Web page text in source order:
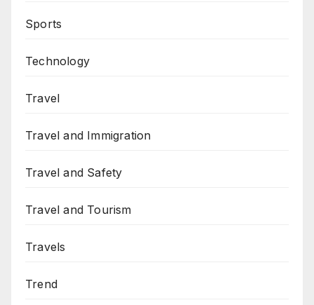
Sports
Technology
Travel
Travel and Immigration
Travel and Safety
Travel and Tourism
Travels
Trend